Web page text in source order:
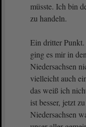
müsste. Ich bin
zu handeln.
Ein dritter
ging es mir in
Niedersachsen
vielleicht auch
das weiß ich
ist besser, jetzt
Niedersachsen